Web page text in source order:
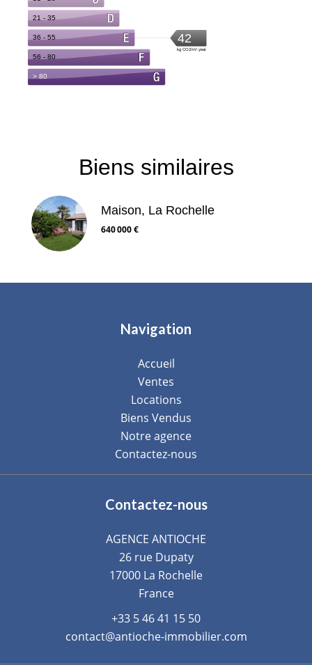
Biens similaires
Maison, La Rochelle
640 000 €
Navigation
Accueil
Ventes
Locations
Biens Vendus
Notre agence
Contactez-nous
Contactez-nous
AGENCE ANTIOCHE
26 rue Dupaty
17000 La Rochelle
France
+33 5 46 41 15 50
contact@antioche-immobilier.com